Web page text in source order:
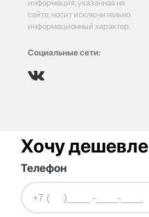
информация, указанная на
сайте, носит исключительно
информационный характер.
Социальные сети:
Хочу дешевле
Телефон